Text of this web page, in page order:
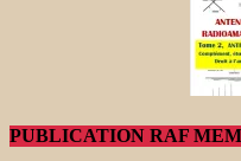
PUBLICATION RAF